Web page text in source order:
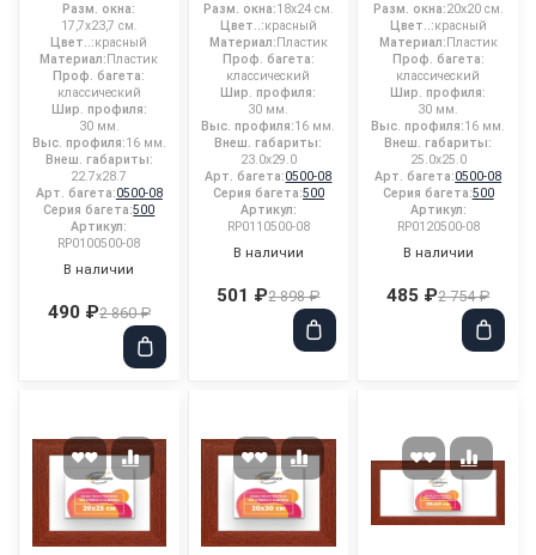
Разм. окна:
17,7x23,7 см.
Цвет..:красный
Материал: Пластик
Проф. багета:
классический
Шир. профиля:
30 мм.
Выс. профиля:16 мм.
Внеш. габариты:
22.7x28.7
Арт. багета:0500-08
Серия багета:500
Артикул:
RP0100500-08
В наличии
490 ₽2 860 ₽
Разм. окна:18x24 см.
Цвет..:красный
Материал: Пластик
Проф. багета:
классический
Шир. профиля:
30 мм.
Выс. профиля:16 мм.
Внеш. габариты:
23.0x29.0
Арт. багета:0500-08
Серия багета:500
Артикул:
RP0110500-08
В наличии
501 ₽2 898 ₽
Разм. окна:20x20 см.
Цвет..:красный
Материал: Пластик
Проф. багета:
классический
Шир. профиля:
30 мм.
Выс. профиля:16 мм.
Внеш. габариты:
25.0x25.0
Арт. багета:0500-08
Серия багета:500
Артикул:
RP0120500-08
В наличии
485 ₽2 754 ₽